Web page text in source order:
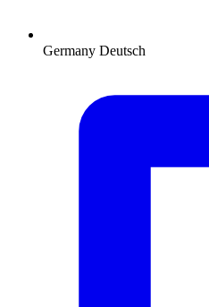
Germany Deutsch